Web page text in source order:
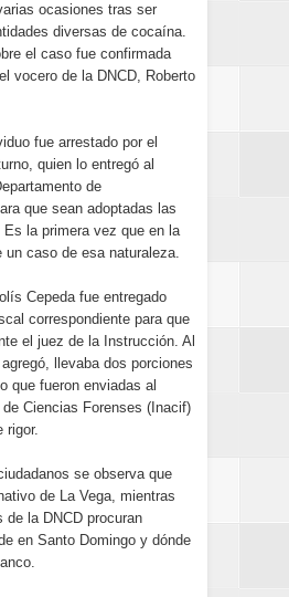
ocasiones tras ser
diversas de cocaína.
el caso fue confirmada
vocero de la DNCD, Roberto
fue arrestado por el
quien lo entregó al
de
que sean adoptadas las
Es la primera vez que en la
un caso de esa naturaleza.
Cepeda fue entregado
correspondiente para que
el juez de la Instrucción. Al
agregó, llevaba dos porciones
que fueron enviadas al
de Ciencias Forenses (Inacif)
rigor.
se observa que
de La Vega, mientras
de la DNCD procuran
en Santo Domingo y dónde